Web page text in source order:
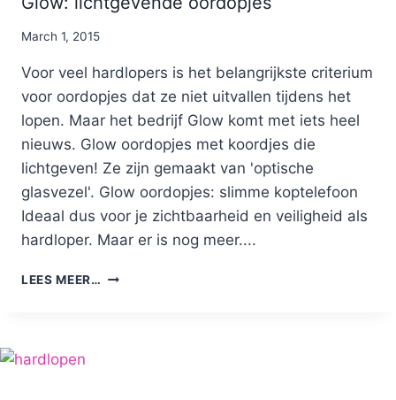
By
March 1, 2015
Voor veel hardlopers is het belangrijkste criterium
voor oordopjes dat ze niet uitvallen tijdens het
lopen. Maar het bedrijf Glow komt met iets heel
nieuws. Glow oordopjes met koordjes die
lichtgeven! Ze zijn gemaakt van 'optische
glasvezel'. Glow oordopjes: slimme koptelefoon
Ideaal dus voor je zichtbaarheid en veiligheid als
hardloper. Maar er is nog meer....
LEES MEER… GLOW: